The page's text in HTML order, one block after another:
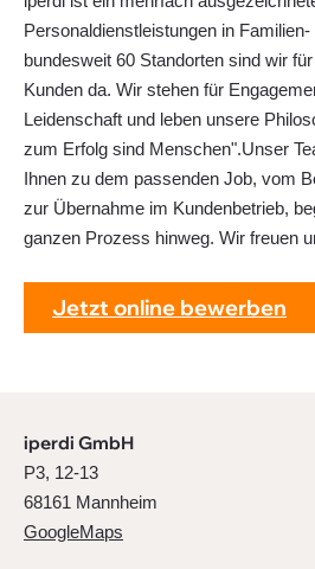
Personaldienstleistungen in
bundesweit 60 Standorten sind wir
Kunden da. Wir stehen für
Leidenschaft und leben unsere
zum Erfolg sind Menschen".Unser
Ihnen zu dem passenden Job, vom
zur Übernahme im Kundenbetrieb,
ganzen Prozess hinweg. Wir freuen
Jetzt online bewerben
iperdi GmbH
P3, 12-13
68161 Mannheim
GoogleMaps